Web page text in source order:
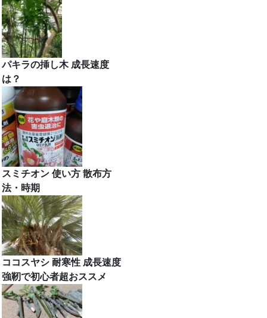
パキラの挿し木 成長速度
は？
スミチオン 使い方 散布方
法・時期
ココスヤシ 耐寒性 成長速度
強靭で初心者超おススメ